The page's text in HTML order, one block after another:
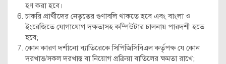
হণ করা হবে।
চাকরি প্রার্থীদের নেতৃতের গুণাবলি থাকতে হবে এবং বাংলা ও
ইংরেজিতে যোগাযোগ দক্ষতাসহ কম্পিউটার চালনায় পারদশী হতে
হবে;
কোন কারণ দর্শানো ব্যাতিরেকে সিপিজিসিবিএল কর্তৃপক্ষ যে কোন
দরখাত্ত/সকল দরখাস্ত বা নিয়োগ প্রক্রিয়া বাতিলের ক্ষমতা রাখে;